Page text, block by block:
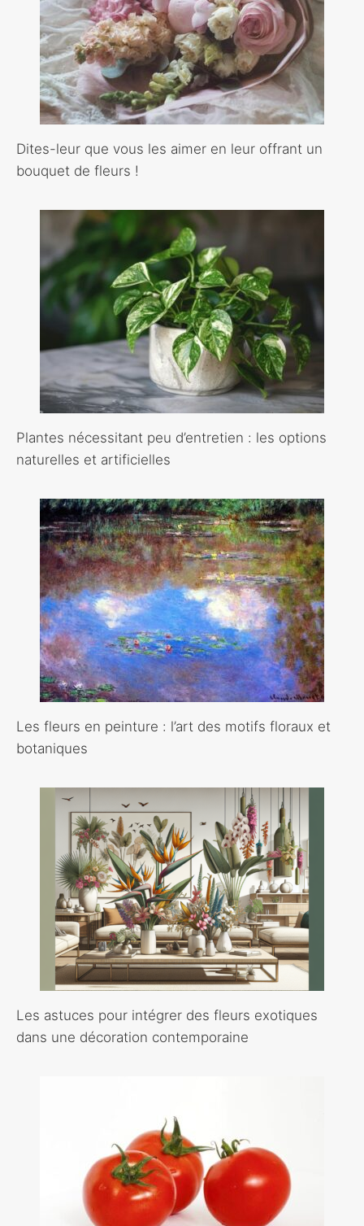
Dites-leur que vous les aimer en leur offrant un
bouquet de fleurs !
Plantes nécessitant peu d’entretien : les options
naturelles et artificielles
Les fleurs en peinture : l’art des motifs floraux et
botaniques
Les astuces pour intégrer des fleurs exotiques
dans une décoration contemporaine